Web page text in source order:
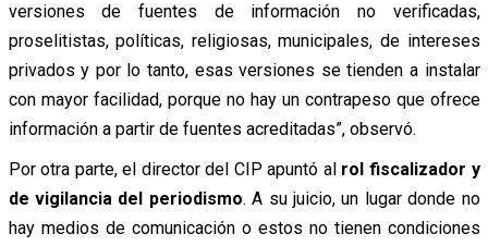
versiones de fuentes de información no verificadas,
proselitistas, políticas, religiosas, municipales, de intereses
privados y por lo tanto, esas versiones se tienden a instalar
con mayor facilidad, porque no hay un contrapeso que ofrece
información a partir de fuentes acreditadas”, observó.
Por otra parte, el director del CIPapuntó al rol fiscalizador y
de vigilancia del periodismo. A su juicio, un lugar donde no
hay medios de comunicación o estos no tienen condiciones